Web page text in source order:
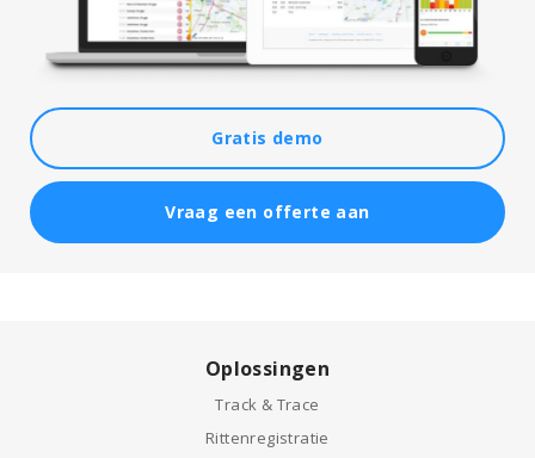
Gratis demo
Vraag een offerte aan
Oplossingen
Track & Trace
Rittenregistratie